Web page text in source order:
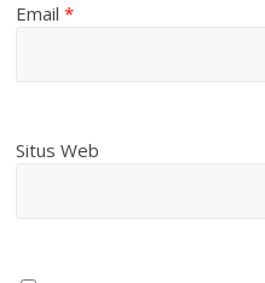
Email*
Situs Web